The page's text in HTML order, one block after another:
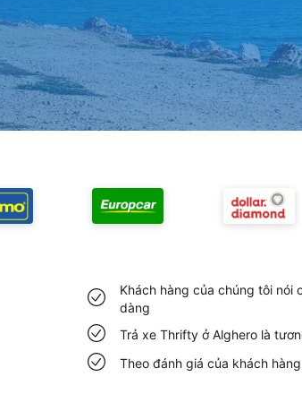
Khách hàng của chúng tôi
dàng
Trả xe Thrifty ở Alghero là
Theo đánh giá của khách